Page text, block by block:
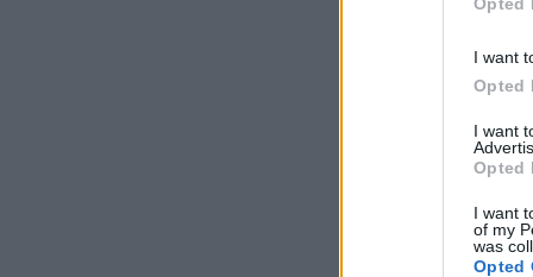
I want
Opted
I want
Opted
I want
of my
was
Opted